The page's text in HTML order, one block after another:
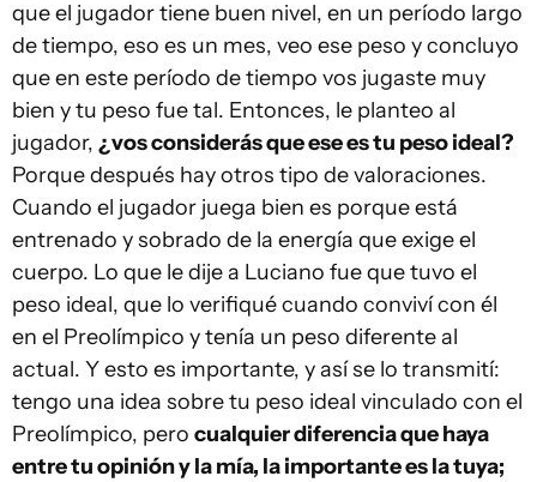
que el jugador tiene buen nivel, en un período largo
de tiempo, eso es un mes, veo ese peso y concluyo
que en este período de tiempo vos jugaste muy
bien y tu peso fue tal. Entonces, le planteo al
jugador, ¿vos considerás que ese es tu peso ideal?
Porque después hay otros tipo de valoraciones.
Cuando el jugador juega bien es porque está
entrenado y sobrado de la energía que exige el
cuerpo. Lo que le dije a Luciano fue que tuvo el
peso ideal, que lo verifiqué cuando conviví con él
en el Preolímpico y tenía un peso diferente al
actual. Y esto es importante, y así se lo transmití:
tengo una idea sobre tu peso ideal vinculado con el
Preolímpico, pero cualquier diferencia que haya
entre tu opinión y la mía, la importante es la tuya;